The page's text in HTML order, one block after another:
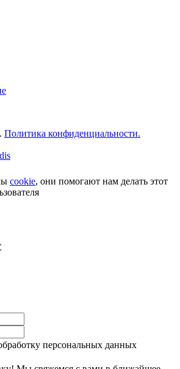
Политика конфиденциальности.
cookie, они помогают нам делать этот
персональных данных